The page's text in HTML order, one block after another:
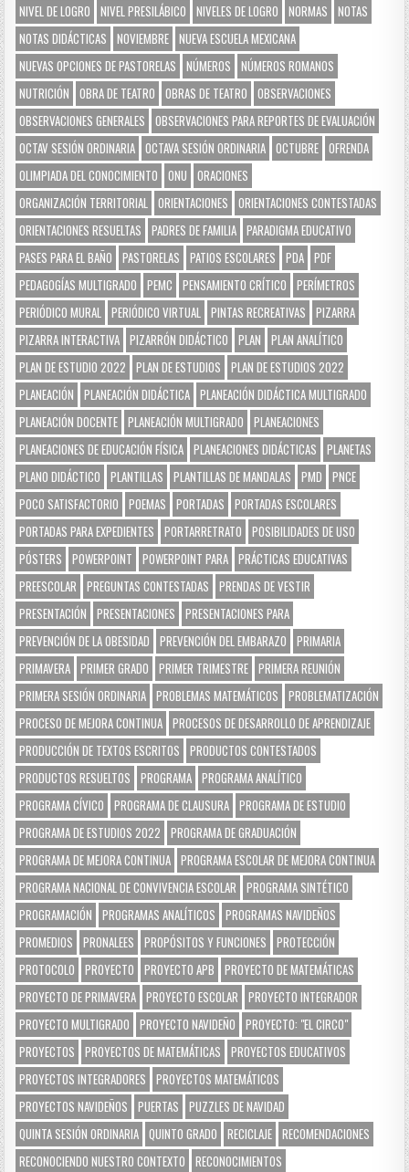
NIVEL DE LOGRO
NIVEL PRESILÁBICO NIVELES DE LOGRO NORMAS
NOTAS
NOTAS DIDÁCTICAS
NOVIEMBRE NUEVA ESCUELA MEXICANA
NUEVAS OPCIONES DE PASTORELAS
NÚMEROS
NÚMEROS ROMANOS
NUTRICIÓN
OBRA DE TEATRO OBRAS DE TEATRO
OBSERVACIONES
OBSERVACIONES GENERALES
OBSERVACIONES PARA REPORTES DE EVALUACIÓN
OCTAV SESIÓN ORDINARIA OCTAVA SESIÓN ORDINARIA OCTUBRE OFRENDA
OLIMPIADA DEL CONOCIMIENTO
ONU
ORACIONES
ORGANIZACIÓN TERRITORIAL
ORIENTACIONES
ORIENTACIONES CONTESTADAS
ORIENTACIONES RESUELTAS
PADRES DE FAMILIA PARADIGMA EDUCATIVO
PASES PARA EL BAÑO
PASTORELAS PATIOS ESCOLARES PDA PDF
PEDAGOGÍAS MULTIGRADO
PEMC PENSAMIENTO CRÍTICO
PERÍMETROS
PERIÓDICO MURAL
PERIÓDICO VIRTUAL PINTAS RECREATIVAS
PIZARRA
PIZARRA INTERACTIVA PIZARRÓN DIDÁCTICO PLAN
PLAN ANALÍTICO
PLAN DE ESTUDIO 2022
PLAN DE ESTUDIOS
PLAN DE ESTUDIOS 2022
PLANEACIÓN
PLANEACIÓN DIDÁCTICA PLANEACIÓN DIDÁCTICA MULTIGRADO
PLANEACIÓN DOCENTE PLANEACIÓN MULTIGRADO
PLANEACIONES
PLANEACIONES DE EDUCACIÓN FÍSICA PLANEACIONES DIDÁCTICAS
PLANETAS
PLANO DIDÁCTICO
PLANTILLAS PLANTILLAS DE MANDALAS PMD
PNCE
POCO SATISFACTORIO
POEMAS PORTADAS
PORTADAS ESCOLARES
PORTADAS PARA EXPEDIENTES
PORTARRETRATO
POSIBILIDADES DE USO
PÓSTERS
POWERPOINT POWERPOINT PARA PRÁCTICAS EDUCATIVAS
PREESCOLAR
PREGUNTAS CONTESTADAS
PRENDAS DE VESTIR
PRESENTACIÓN
PRESENTACIONES
PRESENTACIONES PARA
PREVENCIÓN DE LA OBESIDAD
PREVENCIÓN DEL EMBARAZO
PRIMARIA
PRIMAVERA PRIMER GRADO PRIMER TRIMESTRE PRIMERA REUNIÓN
PRIMERA SESIÓN ORDINARIA PROBLEMAS MATEMÁTICOS
PROBLEMATIZACIÓN
PROCESO DE MEJORA CONTINUA PROCESOS DE DESARROLLO DE APRENDIZAJE
PRODUCCIÓN DE TEXTOS ESCRITOS
PRODUCTOS CONTESTADOS
PRODUCTOS RESUELTOS
PROGRAMA PROGRAMA ANALÍTICO
PROGRAMA CÍVICO
PROGRAMA DE CLAUSURA PROGRAMA DE ESTUDIO
PROGRAMA DE ESTUDIOS 2022
PROGRAMA DE GRADUACIÓN
PROGRAMA DE MEJORA CONTINUA PROGRAMA ESCOLAR DE MEJORA CONTINUA
PROGRAMA NACIONAL DE CONVIVENCIA ESCOLAR
PROGRAMA SINTÉTICO
PROGRAMACIÓN
PROGRAMAS ANALÍTICOS
PROGRAMAS NAVIDEÑOS
PROMEDIOS
PRONALEES PROPÓSITOS Y FUNCIONES
PROTECCIÓN
PROTOCOLO
PROYECTO PROYECTO APB
PROYECTO DE MATEMÁTICAS
PROYECTO DE PRIMAVERA PROYECTO ESCOLAR
PROYECTO INTEGRADOR
PROYECTO MULTIGRADO
PROYECTO NAVIDEÑO
PROYECTO: "EL CIRCO"
PROYECTOS
PROYECTOS DE MATEMÁTICAS
PROYECTOS EDUCATIVOS
PROYECTOS INTEGRADORES
PROYECTOS MATEMÁTICOS
PROYECTOS NAVIDEÑOS
PUERTAS
PUZZLES DE NAVIDAD
QUINTA SESIÓN ORDINARIA QUINTO GRADO RECICLAJE RECOMENDACIONES
RECONOCIENDO NUESTRO CONTEXTO
RECONOCIMIENTOS